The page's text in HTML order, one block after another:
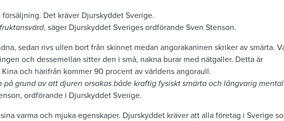
Det kräver Djurskyddet Sverige.
, säger Djurskyddet Sveriges ordförande Sven Stenson.
sedan rivs ullen bort från skinnet medan angorakaninen skriker av smärta.
och dessemellan sitter den i små, nakna burar med nätgaller. Detta är
och härifrån kommer 90 procent av världens angoraull.
grund av att djuren orsakas både kraftig fysiskt smärta och långvarig mental
ordförande i Djurskyddet Sverige.
varma och mjuka egenskaper. Djurskyddet kräver att alla företag i Sverige